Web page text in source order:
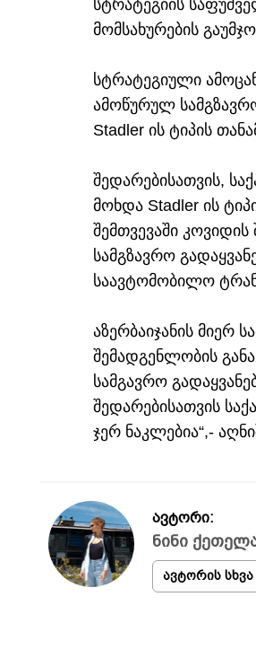
სტრატეგიის
მომსახურების
სტრატეგიული
ამოწურულ
Stadler ის ტიპის
შედარებისათვის,
მოხდა Stadler ის
შემთვევაში
სამგზავრო
საავტომობილო
აზერბაიჯანის მიერ
შემადგენლობის
სამგავრო
შედარებისათვის
ჯერ ნაკლებია“,-
ავტორი:
ნინი
ავტორის სხვა